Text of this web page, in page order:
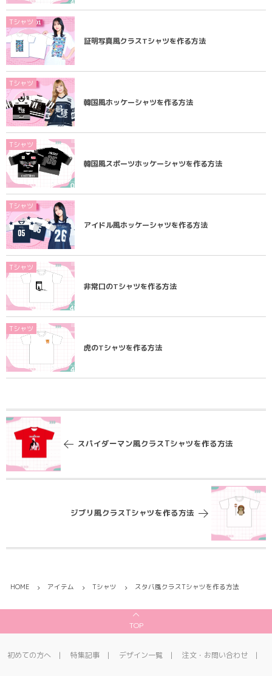
Tシャツ
証明写真風クラスTシャツを作る方法
Tシャツ
韓国風ホッケーシャツを作る方法
Tシャツ
韓国風スポーツホッケーシャツを作る方法
Tシャツ
アイドル風ホッケーシャツを作る方法
Tシャツ
非常口のTシャツを作る方法
Tシャツ
虎のTシャツを作る方法
スパイダーマン風クラスTシャツを作る方法
ジブリ風クラスTシャツを作る方法
HOME アイテム Tシャツ スタバ風クラスTシャツを作る方法
TOP
初めての方へ 特集記事 デザイン一覧 注文・お問い合わせ